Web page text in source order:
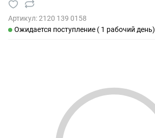
Артикул:2120 139 0158
Ожидается поступление ( 1 рабочий день)